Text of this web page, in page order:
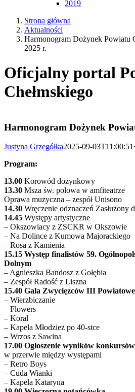
Aktualności
Harmonogram Dożynek Powiatu
2025 r.
Oficjalny portal
Chełmskiego
13.30 Msza św. polowa w amfiteatrze
Oprawa muzyczna – zespół Unisono
14.30Wręczenie odznaczeń Zasłużony
14.45 Występy artystyczne
– Okszowiacyz ZSCKR w Okszowie
– Na Dolincez Kumowa Majorackiego
– Rosa z Kamienia
15.15 Występ finalistów 59.
Dolnym
– Agnieszk
– Zespół Radość z Liszna
15.40Gala Zwycięzców III
– Wierzbiczanie
– Flowers
– Koral
– Kapela
– Wrzosz Sawina
1 7.00 Ogłoszenie wyników
wprzerwie między występami
– Retro Boys
– Cuda Wianki
– Kapela Kataryna
19.00Wieczorna potańcówka